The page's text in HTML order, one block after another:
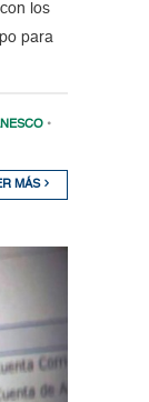
los
para
•
MÁS